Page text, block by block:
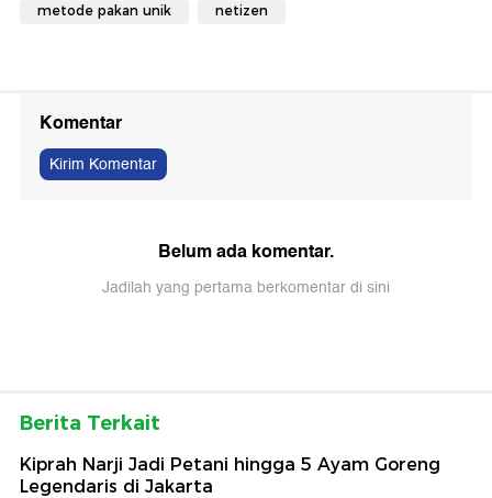
metode pakan unik netizen
Komentar
Kirim Komentar
Belum ada komentar.
Jadilah yang pertama berkomentar di sini
Berita Terkait
Kiprah Narji Jadi Petani hingga 5 Ayam Goreng
Legendaris di Jakarta